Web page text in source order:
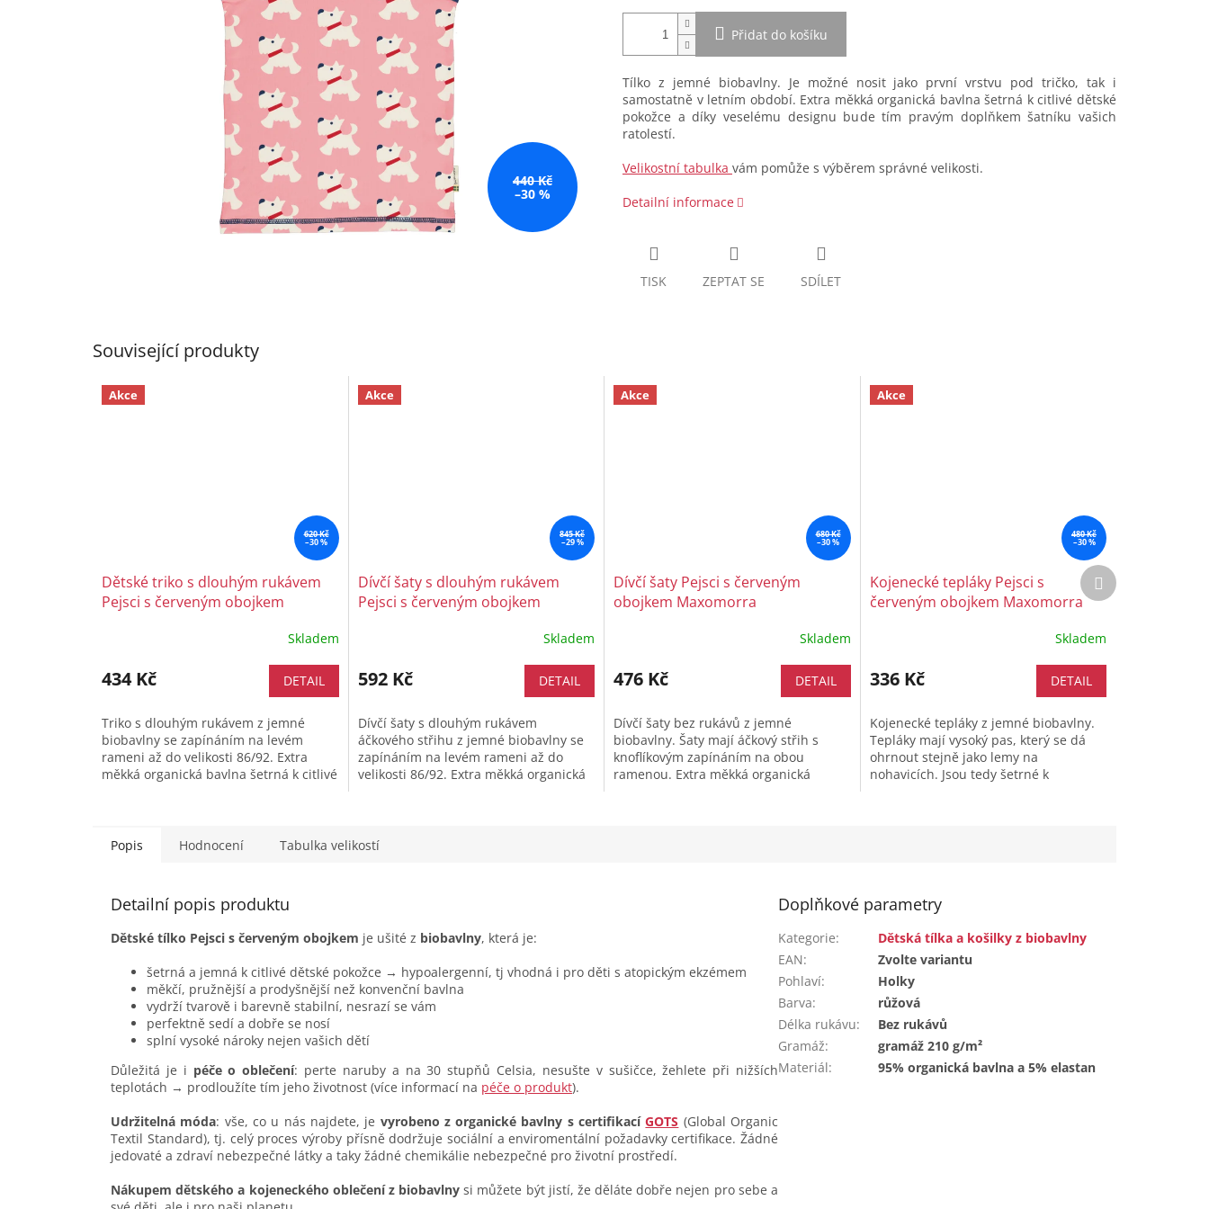
440 Kč
–30 %
Přidat do košíku
Tílko z jemné biobavlny. Je možné nosit jako první vrstvu pod tričko, tak i
samostatně v letním období. Extra měkká organická bavlna šetrná k citlivé dětské
pokožce a díky veselému designu bude tím pravým doplňkem šatníku vašich
ratolestí.
Velikostní tabulka vám pomůže s výběrem správné velikosti.
Detailní informace
TISK ZEPTAT SE SDÍLET
Související produkty
Akce
620 Kč
–30 %
Dětské triko s dlouhým rukávem
Pejsci s červeným obojkem
Skladem
434 Kč DETAIL
Triko s dlouhým rukávem z jemné
biobavlny se zapínáním na levém
rameni až do velikosti 86/92. Extra
měkká organická bavlna šetrná k citlivé
Akce
845 Kč
–29 %
Dívčí šaty s dlouhým rukávem
Pejsci s červeným obojkem
Skladem
592 Kč DETAIL
Dívčí šaty s dlouhým rukávem
áčkového střihu z jemné biobavlny se
zapínáním na levém rameni až do
velikosti 86/92. Extra měkká organická
Akce
680 Kč
–30 %
Dívčí šaty Pejsci s červeným
obojkem Maxomorra
Skladem
476 Kč DETAIL
Dívčí šaty bez rukávů z jemné
biobavlny. Šaty mají áčkový střih s
knoflíkovým zapínáním na obou
ramenou. Extra měkká organická
Akce
480 Kč
–30 %
Kojenecké tepláky Pejsci s
červeným obojkem Maxomorra
Skladem
336 Kč DETAIL
Kojenecké tepláky z jemné biobavlny.
Tepláky mají vysoký pas, který se dá
ohrnout stejně jako lemy na
nohavicích. Jsou tedy šetrné k
Další
produkt
Popis Hodnocení Tabulka velikostí
Detailní popis produktu
Dětské tílko Pejsci s červeným obojkem je ušité z biobavlny, která je:
šetrná a jemná k citlivé dětské pokožce → hypoalergenní, tj vhodná i pro děti s atopickým ekzémem
měkčí, pružnější a prodyšnější než konvenční bavlna
vydrží tvarově i barevně stabilní, nesrazí se vám
perfektně sedí a dobře se nosí
splní vysoké nároky nejen vašich dětí
Důležitá je i péče o oblečení: perte naruby a na 30 stupňů Celsia, nesušte v sušičce, žehlete při nižších
teplotách → prodloužíte tím jeho životnost (více informací na péče o produkt).
Udržitelná móda: vše, co u nás najdete, je vyrobeno z organické bavlny s certifikacíGOTS (Global Organic
Textil Standard), tj. celý proces výroby přísně dodržuje sociální a enviromentální požadavky certifikace. Žádné
jedovaté a zdraví nebezpečné látky a taky žádné chemikálie nebezpečné pro životní prostředí.
Nákupem dětského a kojeneckého oblečení z biobavlny si můžete být jistí, že děláte dobře nejen pro sebe a
Doplňkové parametry
Kategorie:
Dětská tílka a košilky z biobavlny
EAN:
Zvolte variantu
Pohlaví:
Holky
Barva:
růžová
Délka rukávu:
Bez rukávů
Gramáž:
gramáž 210 g/m²
Materiál: 95% organická bavlna a 5% elastan